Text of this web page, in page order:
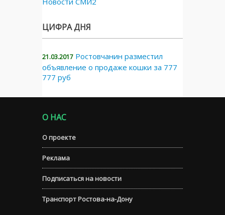
ЦИФРА ДНЯ
21.03.2017 Ростовчанин разместил
объявление о продаже кошки за 777
777 руб
О НАС
О проекте
Реклама
Подписаться на новости
Транспорт Ростова-на-Дону